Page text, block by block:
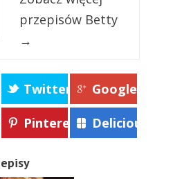
przepisów Betty
→
Twitter Google+
Pinterest Delicious